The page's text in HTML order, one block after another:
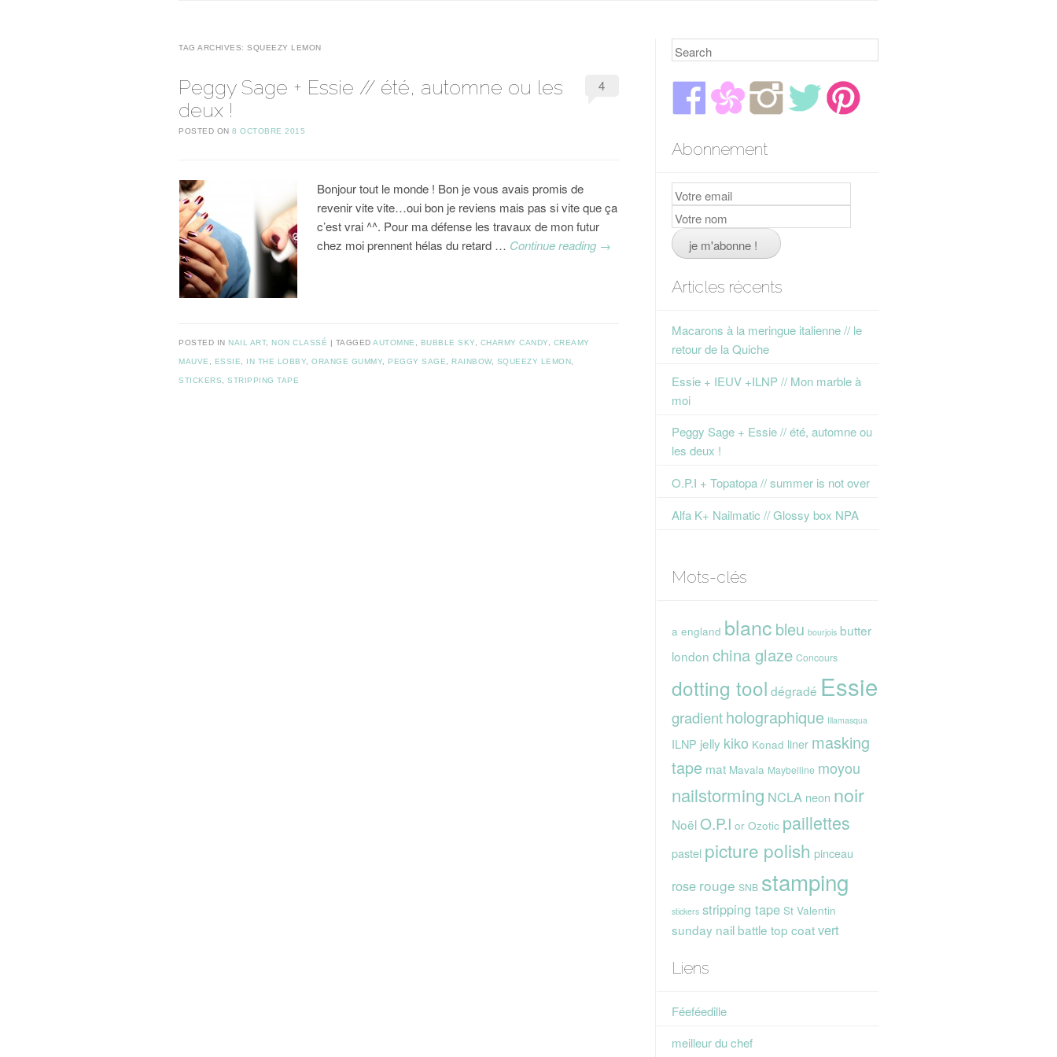
TAG ARCHIVES: SQUEEZY LEMON
Peggy Sage + Essie // été, automne ou les
deux !
POSTED ON 8 OCTOBRE 2015
4
Bonjour tout le monde ! Bon je vous avais promis de
revenir vite vite…oui bon je reviens mais pas si vite que ça
c’est vrai ^^. Pour ma défense les travaux de mon futur
chez moi prennent hélas du retard … Continue reading →
POSTED IN NAIL ART, NON CLASSÉ TAGGED AUTOMNE BUBBLE SKY CHARMY CANDY CREAMY
MAUVE ESSIE IN THE LOBBY ORANGE GUMMY PEGGY SAGE RAINBOW, SQUEEZY LEMON
STICKERS STRIPPING TAPE
Search
Abonnement
Articles récents
Macarons à la meringue italienne // le
retour de la Quiche
Essie + IEUV +ILNP // Mon marble à
moi
Peggy Sage + Essie // été, automne ou
les deux !
O.P.I + Topatopa // summer is not over
Alfa K+ Nailmatic // Glossy box NPA
Mots-clés
a england blanc bleu bourjois butter
london china glaze Concours
dotting tool dégradé Essie
gradientholographique Illamasqua
ILNP jelly kiko Konad liner masking
tape mat Mavala Maybelline moyou
nailstorming NCLA neon noir
NoëlO.P.I or Ozotic paillettes
pastel picture polish pinceau
rose rouge SNB stamping
stickers stripping tape St Valentin
sunday nail battle top coatvert
Liens
Féeféedille
meilleur du chef